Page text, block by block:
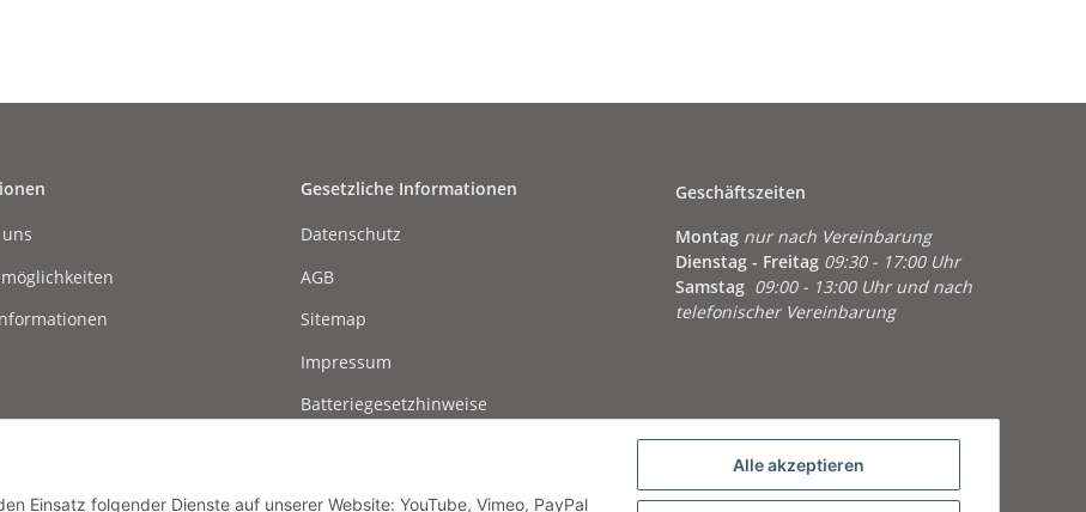
Alle akzeptieren
Einsatz folgender Dienste auf unserer Website: YouTube, Vimeo, PayPal
Gesetzliche Informationen
Datenschutz
AGB
Sitemap
Impressum
Batteriegesetzhinweise
Geschäftszeiten
Montag nur nach Vereinbarung
Dienstag - Freitag 09:30 - 17:00 Uhr
Samstag 09:00 - 13:00 Uhr und nach
telefonischer Vereinbarung